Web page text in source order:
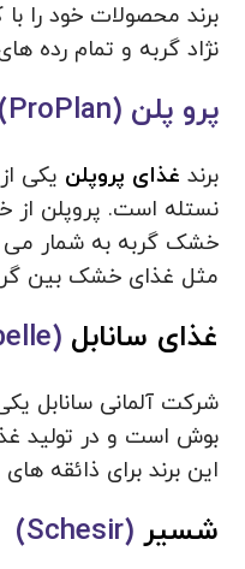
برند محصولات خود را
نژاد گربه و تمام رده
پرو پلن (ProPlan)
برند غذای پروپلن یکی
نستله است. پروپلن
خشک گربه به شمار می
مثل غذای خشک بین
غذای سانابل (Sanabelle)
شرکت آلمانی سانابل
بوش است و در تولید
این برند برای ذائقه
شسیر (Schesir)